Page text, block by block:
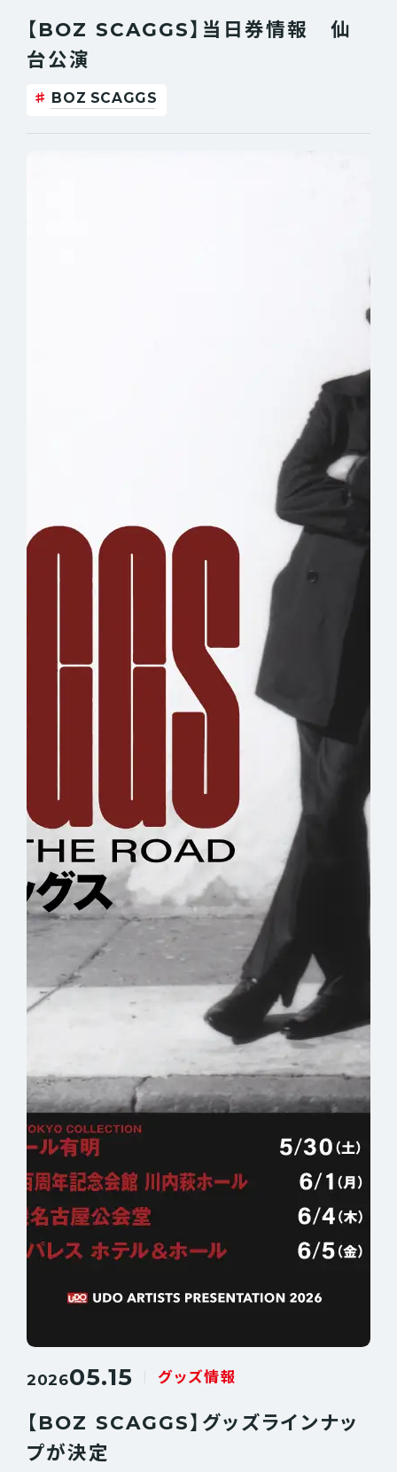
【BOZ SCAGGS】当日券情報 仙
台公演
BOZ SCAGGS
202605.15 グッズ情報
【BOZ SCAGGS】グッズラインナッ
プが決定